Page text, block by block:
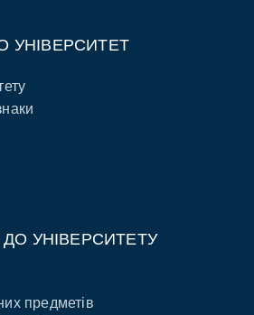
УНІВЕРСИТЕТ
ДО УНІВЕРСИТЕТУ
предметів